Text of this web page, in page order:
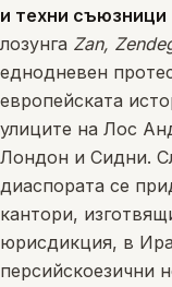
и техни съюзници
лозунга Zan,
еднодневен
европейската
улиците на Лос
Лондон и Сидни.
диаспората се
кантори,
юрисдикция, в
персийскоезични